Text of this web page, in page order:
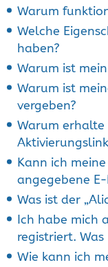
Warum
Welche
haben?
Warum ist
Warum ist
vergeben?
Warum
Kann ich
angegebene
Was ist der
Ich habe mich
registriert.
Wie kann ich